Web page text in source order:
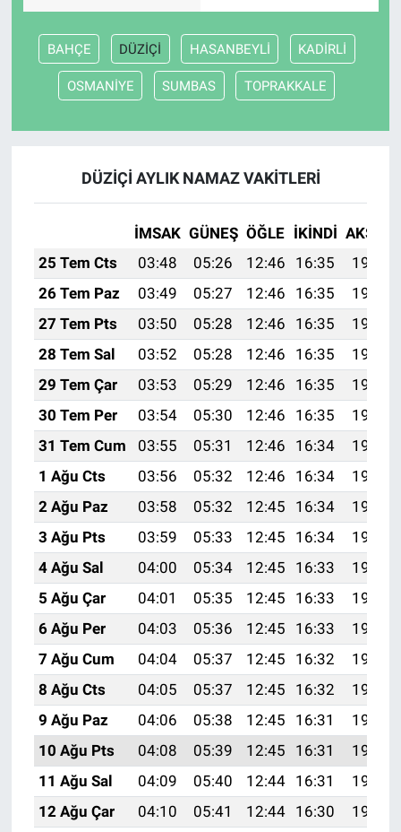
BAHÇE DÜZİÇİ HASANBEYLİ KADİRLİ
OSMANİYE SUMBAS TOPRAKKALE
DÜZİÇİ AYLIK NAMAZ VAKITLERI
İMSAK GÜNEŞ ÖĞLE İKINDI AKŞAM
25 Tem Cts
03:48 05:26 12:46 16:35
19:56
26 Tem Paz
03:49 05:27 12:46 16:35
19:55
27 Tem Pts
03:50 05:28 12:46 16:35
19:54
28 Tem Sal
03:52 05:28 12:46 16:35
19:53
29 Tem Çar
03:53 05:29 12:46 16:35
19:52
30 Tem Per
03:54 05:30 12:46 16:35
19:51
31 Tem Cum
03:55 05:31 12:46 16:34
19:50
1 Ağu Cts
03:56 05:32 12:46 16:34
19:50
2 Ağu Paz
03:58 05:32 12:45 16:34
19:49
3 Ağu Pts
03:59 05:33 12:45 16:34
19:48
4 Ağu Sal
04:00 05:34 12:45 16:33
19:47
5 Ağu Çar
04:01 05:35 12:45 16:33
19:46
6 Ağu Per
04:03 05:36 12:45 16:33
19:45
7 Ağu Cum
04:04 05:37 12:45 16:32
19:43
8 Ağu Cts
04:05 05:37 12:45 16:32
19:42
9 Ağu Paz
04:06 05:38 12:45 16:31
19:41
10 Ağu Pts
04:08 05:39 12:45 16:31
19:40
11 Ağu Sal
04:09 05:40 12:44 16:31
19:39
12 Ağu Çar
04:10 05:41 12:44 16:30
19:38